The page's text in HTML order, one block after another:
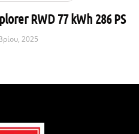
RWD 77 kWh 286 PS
2025